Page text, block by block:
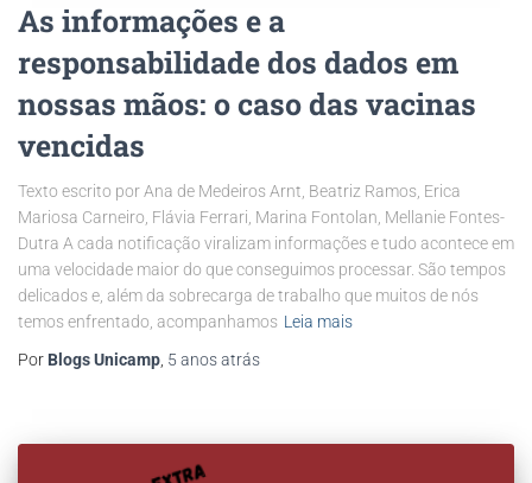
As informações e a
responsabilidade dos dados em
nossas mãos: o caso das vacinas
vencidas
Texto escrito por Ana de Medeiros Arnt, Beatriz Ramos, Erica
Mariosa Carneiro, Flávia Ferrari, Marina Fontolan, Mellanie Fontes-
Dutra A cada notificação viralizam informações e tudo acontece em
uma velocidade maior do que conseguimos processar. São tempos
delicados e, além da sobrecarga de trabalho que muitos de nós
temos enfrentado, acompanhamos Leia mais
Por Blogs Unicamp, 5 anosatrás